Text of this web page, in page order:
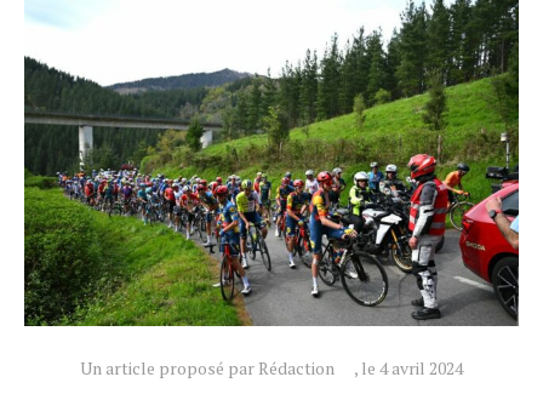
Un article proposé par Rédaction , le 4 avril 2024